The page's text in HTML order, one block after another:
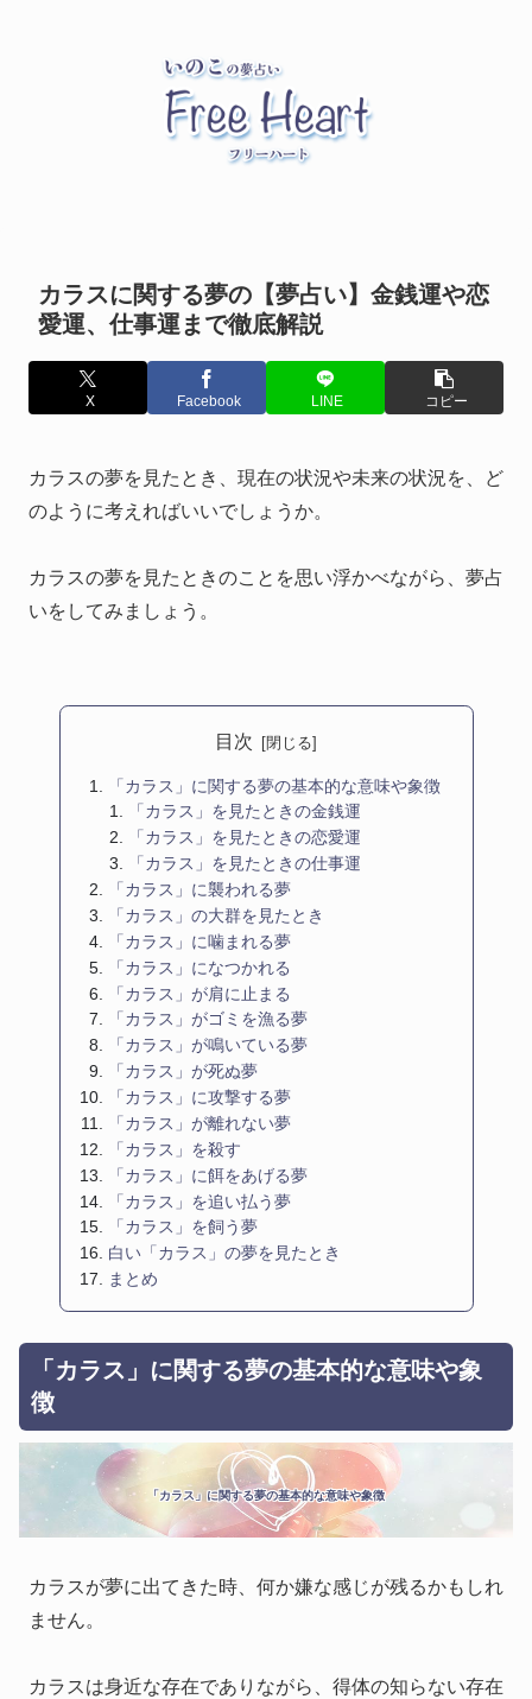
カラスに関する夢の【夢占い】金銭運や恋
愛運、仕事運まで徹底解説
X Facebook LINE コピー
カラスの夢を見たとき、現在の状況や未来の状況を、ど
のように考えればいいでしょうか。
カラスの夢を見たときのことを思い浮かべながら、夢占
いをしてみましょう。
目次
「カラス」に関する夢の基本的な意味や象徴
「カラス」を見たときの金銭運
「カラス」を見たときの恋愛運
「カラス」を見たときの仕事運
「カラス」に襲われる夢
「カラス」の大群を見たとき
「カラス」に噛まれる夢
「カラス」になつかれる
「カラス」が肩に止まる
「カラス」がゴミを漁る夢
「カラス」が鳴いている夢
「カラス」が死ぬ夢
「カラス」に攻撃する夢
「カラス」が離れない夢
「カラス」を殺す
「カラス」に餌をあげる夢
「カラス」を追い払う夢
「カラス」を飼う夢
白い「カラス」の夢を見たとき
まとめ
「カラス」に関する夢の基本的な意味や象
徴
「カラス」に関する夢の基本的な意味や象徴
カラスが夢に出てきた時、何か嫌な感じが残るかもしれ
ません。
カラスは身近な存在でありながら、得体の知らない存在